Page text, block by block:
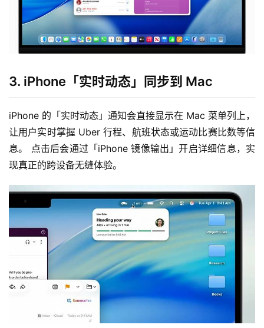
3. iPhone「实时动态」同步到 Mac
iPhone 的「实时动态」通知会直接显示在 Mac 菜单列上，
让用户实时掌握 Uber 行程、航班状态或运动比赛比数等信
息。 点击后会通过「iPhone 镜像输出」开启详细信息，实
现真正的跨设备无缝体验。